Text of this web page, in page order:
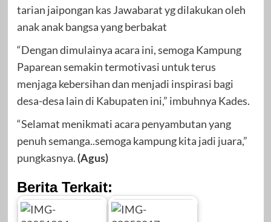
tarian jaipongan kas Jawabarat yg dilakukan oleh
anak anak bangsa yang berbakat
“Dengan dimulainya acara ini, semoga Kampung
Paparean semakin termotivasi untuk terus
menjaga kebersihan dan menjadi inspirasi bagi
desa-desa lain di Kabupaten ini,” imbuhnya Kades.
“Selamat menikmati acara penyambutan yang
penuh semanga..semoga kampung kita jadi juara,”
pungkasnya. (Agus)
Berita Terkait: